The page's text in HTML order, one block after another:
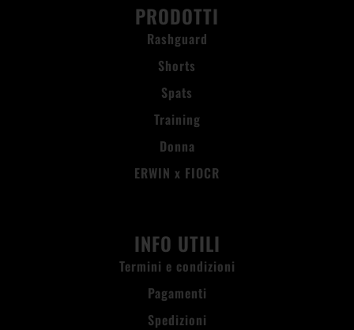
PRODOTTI
Rashguard
Shorts
Spats
Training
Donna
ERWIN x FIOCR
INFO UTILI
Termini e condizioni
Pagamenti
Spedizioni